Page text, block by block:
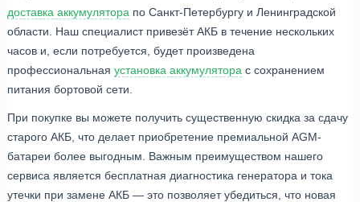
доставка аккумулятора по Санкт-Петербургу и Ленинградской
области. Наш специалист привезёт АКБ в течение нескольких
часов и, если потребуется, будет произведена
профессиональная установка аккумулятора с сохранением
питания бортовой сети.
При покупке вы можете получить существенную скидка за сдачу
старого АКБ, что делает приобретение премиальной AGM-
батареи более выгодным. Важным преимуществом нашего
сервиса является бесплатная диагностика генератора и тока
утечки при замене АКБ — это позволяет убедиться, что новая